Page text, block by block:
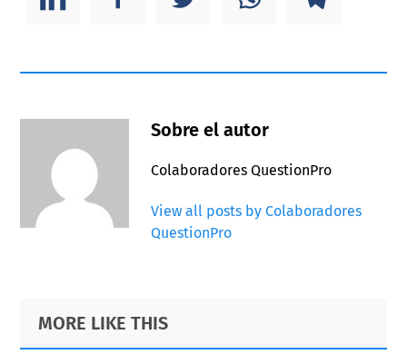
Sobre el autor
Colaboradores QuestionPro
View all posts by Colaboradores
QuestionPro
Primary
Sidebar
Footer
MORE LIKE THIS